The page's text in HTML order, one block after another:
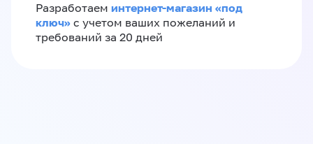
Разработаем интернет-магазин «‎под
ключ»‎ с учетом ваших пожеланий и
требований за 20 дней